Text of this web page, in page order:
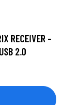
RECEIVER -
2.0